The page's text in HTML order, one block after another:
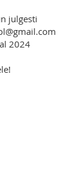
julgesti
2024